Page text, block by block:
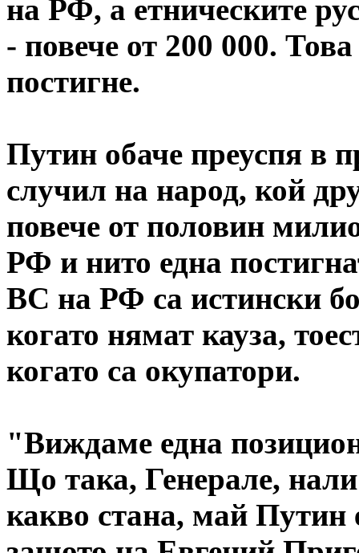
на РФ, а етническите
- повече от 200 000.
постигне.
Путин обаче преуспя в
случил на народ, кой
повече от половин
РФ и нито една
ВС на РФ са истински
когато нямат кауза,
когато са окупатори.
"Виждаме една
Що така, Генерале,
какво стана, май Путин